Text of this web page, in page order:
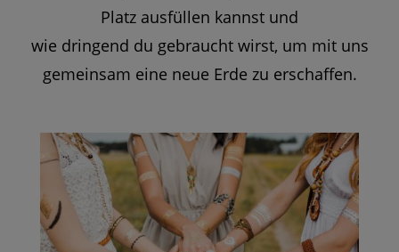
Platz ausfüllen kannst und
wie dringend du gebraucht wirst, um mit uns
gemeinsam eine neue Erde zu erschaffen.